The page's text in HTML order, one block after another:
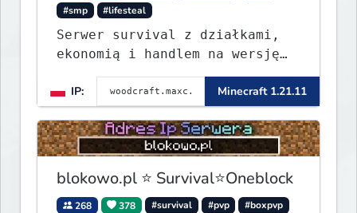
#smp
#lifesteal
Serwer survival z działkami,
ekonomią i handlem na wersję
1.8 - 26.1.1. Rekru ON
IP:
Minecraft 1.21.11
blokowo.pl ⭐ Survival⭐Oneblock
268 378 #survival #pvp
#boxpvp